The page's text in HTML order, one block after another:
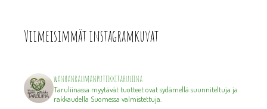
Viimeisimmät instagramkuvat
wanhanraumanputiikkitaruliina
Taruliinassa myytävät tuotteet ovat sydämellä suunniteltuja ja
rakkaudella Suomessa valmistettuja.